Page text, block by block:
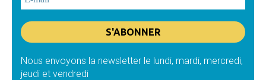
Nous envoyons la newsletter le lundi, mardi, mercredi,
jeudi et vendredi